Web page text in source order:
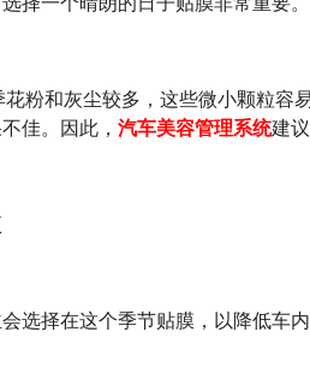
粉和灰尘较多，这些微小颗粒容
佳。因此， 汽车美容管理系统建
选择在这个季节贴膜，以降低车